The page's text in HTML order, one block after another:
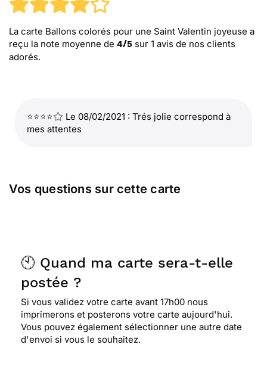
La carte Ballons colorés pour une Saint Valentin joyeuse a
reçu la note moyenne de 4/5 sur 1 avis de nos clients
adorés.
⭐⭐⭐⭐
Le 08/02/2021 : Trés jolie correspond à
mes attentes
Vos questions sur cette carte
🕙 Quand ma carte sera-t-elle
postée ?
Si vous validez votre carte avant 17h00 nous
imprimerons et posterons votre carte aujourd'hui.
Vous pouvez également sélectionner une autre date
d'envoi si vous le souhaitez.